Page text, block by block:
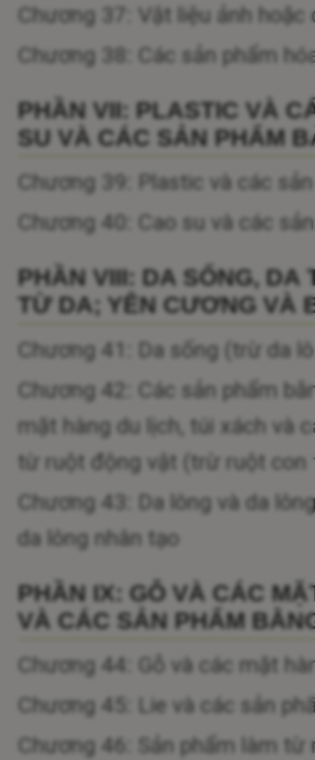
Chương 37: Vật liệu ảnh hoặc
Chương 38: Các sản phẩm
PHẦN VII: PLASTIC VÀ
SU VÀ CÁC SẢN PHẨM
Chương 39: Plastic và các
Chương 40: Cao su và các
PHẦN VIII: DA SỐNG, DA
TỪ DA; YÊN CƯƠNG VÀ
Chương 41: Da sống (trừ da
Chương 42: Các sản phẩm
mặt hàng du lịch, túi xách và
từ ruột động vật (trừ ruột con
Chương 43: Da lông và da
da lông nhân tạo
PHẦN IX: GỖ VÀ CÁC
VÀ CÁC SẢN PHẨM
Chương 44: Gỗ và các mặt
Chương 45: Lie và các sản
Chương 46: Sản phẩm làm